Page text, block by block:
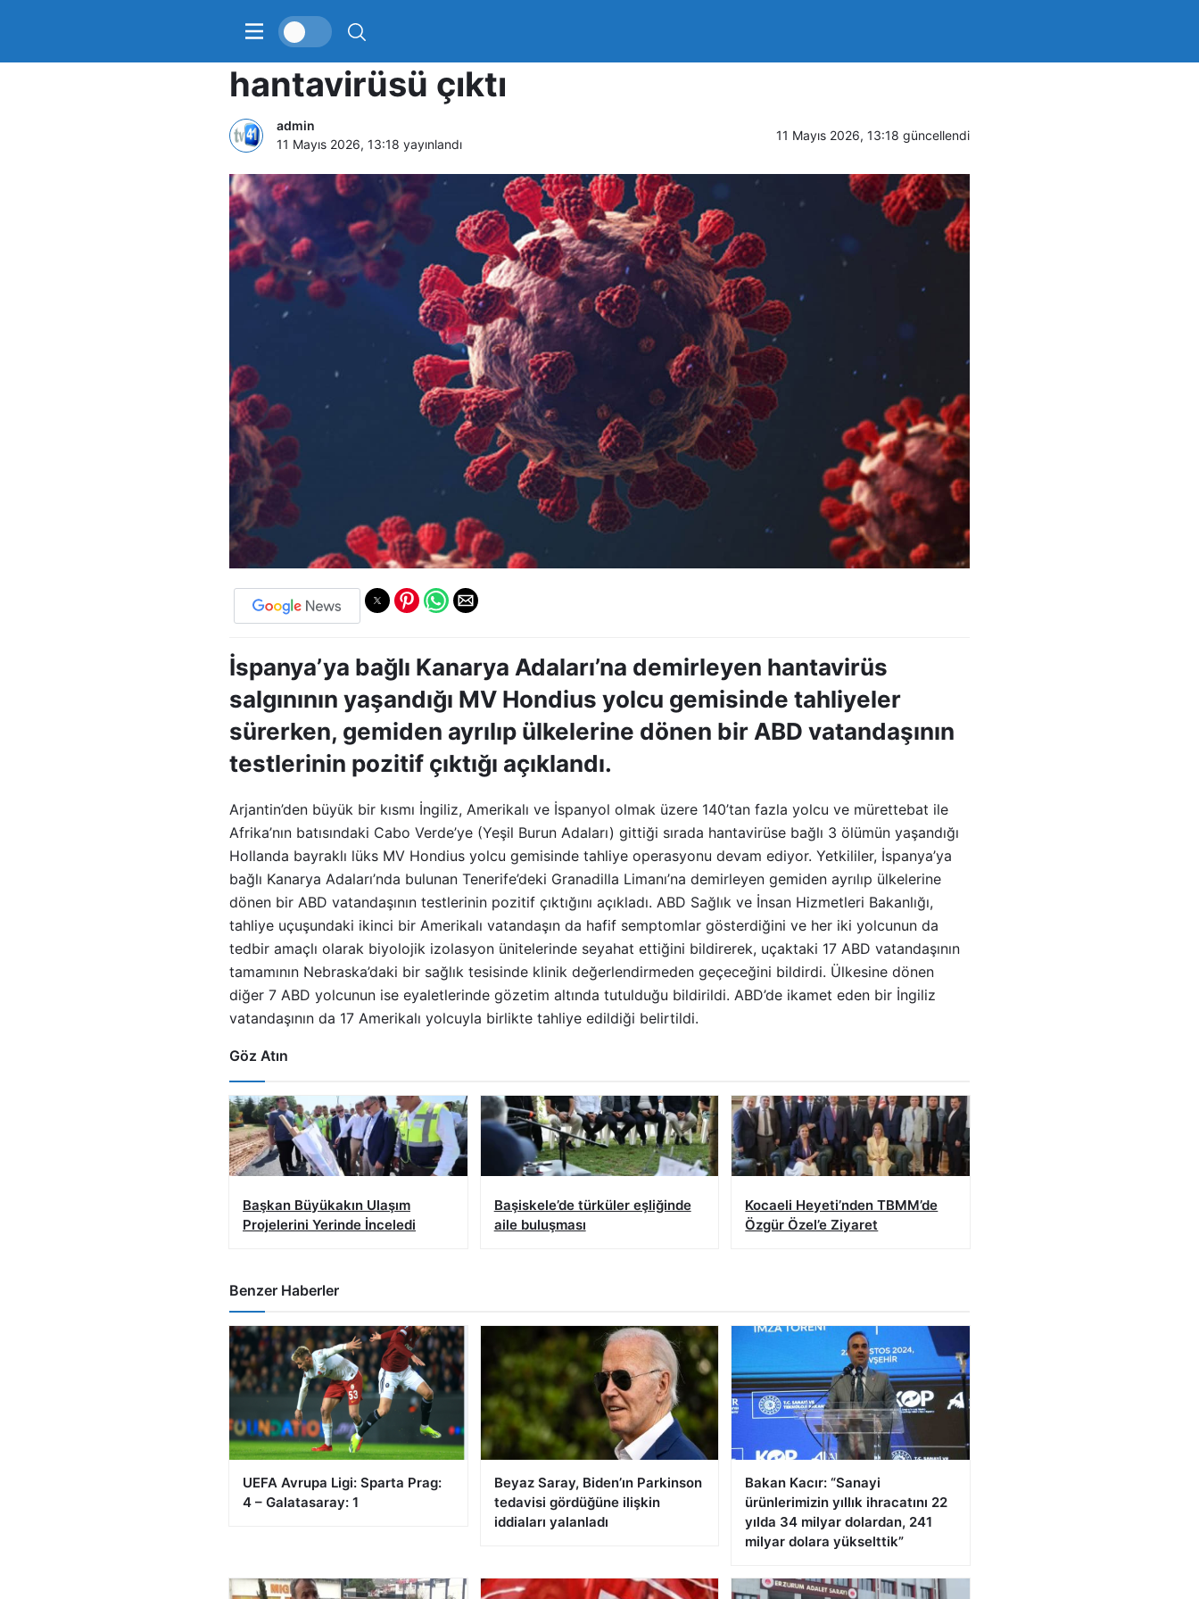
ABD’ye tahliye edilen bir yolcuda
hantavirüsü çıktı
admin
11 Mayıs 2026, 13:18 yayınlandı
11 Mayıs 2026, 13:18 güncellendi
İspanya’ya bağlı Kanarya Adaları’na demirleyen hantavirüs
salgınının yaşandığı MV Hondius yolcu gemisinde tahliyeler
sürerken, gemiden ayrılıp ülkelerine dönen bir ABD vatandaşının
testlerinin pozitif çıktığı açıklandı.
Arjantin’den büyük bir kısmı İngiliz, Amerikalı ve İspanyol olmak üzere 140’tan fazla yolcu ve mürettebat ile
Afrika’nın batısındaki Cabo Verde’ye (Yeşil Burun Adaları) gittiği sırada hantavirüse bağlı 3 ölümün yaşandığı
Hollanda bayraklı lüks MV Hondius yolcu gemisinde tahliye operasyonu devam ediyor. Yetkililer, İspanya’ya
bağlı Kanarya Adaları’nda bulunan Tenerife’deki Granadilla Limanı’na demirleyen gemiden ayrılıp ülkelerine
dönen bir ABD vatandaşının testlerinin pozitif çıktığını açıkladı. ABD Sağlık ve İnsan Hizmetleri Bakanlığı,
tahliye uçuşundaki ikinci bir Amerikalı vatandaşın da hafif semptomlar gösterdiğini ve her iki yolcunun da
tedbir amaçlı olarak biyolojik izolasyon ünitelerinde seyahat ettiğini bildirerek, uçaktaki 17 ABD vatandaşının
tamamının Nebraska’daki bir sağlık tesisinde klinik değerlendirmeden geçeceğini bildirdi. Ülkesine dönen
diğer 7 ABD yolcunun ise eyaletlerinde gözetim altında tutulduğu bildirildi. ABD’de ikamet eden bir İngiliz
vatandaşının da 17 Amerikalı yolcuyla birlikte tahliye edildiği belirtildi.
Göz Atın
Başkan Büyükakın Ulaşım
Projelerini Yerinde İnceledi
Başiskele’de türküler eşliğinde
aile buluşması
Kocaeli Heyeti’nden TBMM’de
Özgür Özel’e Ziyaret
Benzer Haberler
UEFA Avrupa Ligi: Sparta Prag:
4 – Galatasaray: 1
Beyaz Saray, Biden’ın Parkinson
tedavisi gördüğüne ilişkin
iddiaları yalanladı
Bakan Kacır: “Sanayi
ürünlerimizin yıllık ihracatını 22
yılda 34 milyar dolardan, 241
milyar dolara yükselttik”